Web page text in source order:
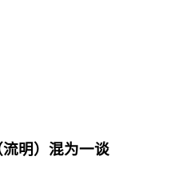
明）混为一谈